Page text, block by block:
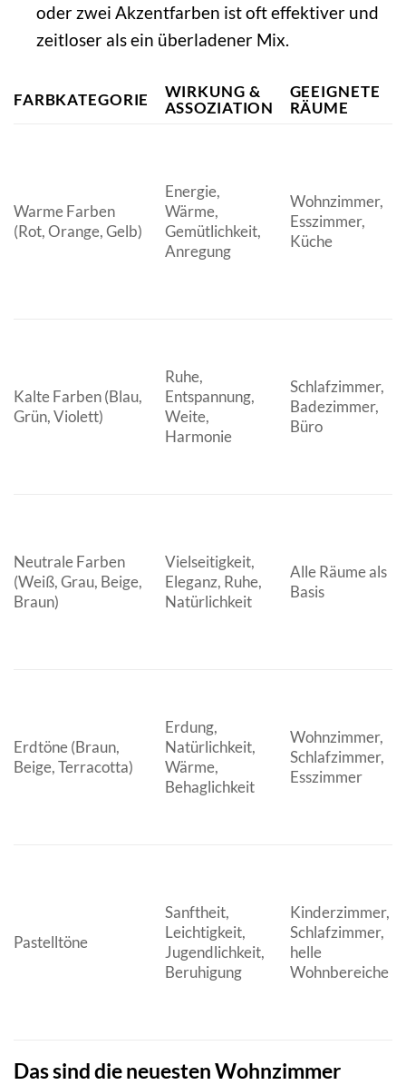
oder zwei Akzentfarben ist oft effektiver und
zeitloser als ein überladener Mix.
FARBKATEGORIE
WIRKUNG &
ASSOZIATION
GEEIGNETE
RÄUME
Warme Farben
(Rot, Orange, Gelb)
Energie,
Wärme,
Gemütlichkeit,
Anregung
Wohnzimmer,
Esszimmer,
Küche
Kalte Farben (Blau,
Grün, Violett)
Ruhe,
Entspannung,
Weite,
Harmonie
Schlafzimmer,
Badezimmer,
Büro
Neutrale Farben
(Weiß, Grau, Beige,
Braun)
Vielseitigkeit,
Eleganz, Ruhe,
Natürlichkeit
Alle Räume als
Basis
Erdtöne (Braun,
Beige, Terracotta)
Erdung,
Natürlichkeit,
Wärme,
Behaglichkeit
Wohnzimmer,
Schlafzimmer,
Esszimmer
Pastelltöne
Sanftheit,
Leichtigkeit,
Jugendlichkeit,
Beruhigung
Kinderzimmer,
Schlafzimmer,
helle
Wohnbereiche
Das sind die neuesten Wohnzimmer